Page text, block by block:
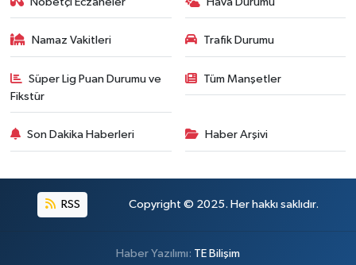
Namaz Vakitleri Trafik Durumu
Süper Lig Puan Durumu ve
Fikstür
Tüm Manşetler
Son Dakika Haberleri Haber Arşivi
RSS Copyright © 2025. Her hakkı saklıdır.
Haber Yazılımı: TE Bilişim